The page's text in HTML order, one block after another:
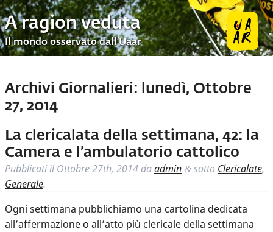
A ragion veduta
Il mondo osservato dall’Uaar
Archivi Giornalieri: lunedì, Ottobre
27, 2014
La clericalata della settimana, 42: la
Camera e l’ambulatorio cattolico
Pubblicati ilOttobre 27th, 2014 daadmin & sotto Clericalate,
Generale.
Ogni settimana pubblichiamo una cartolina dedicata
all’affermazione o all’atto più clericale della settimana